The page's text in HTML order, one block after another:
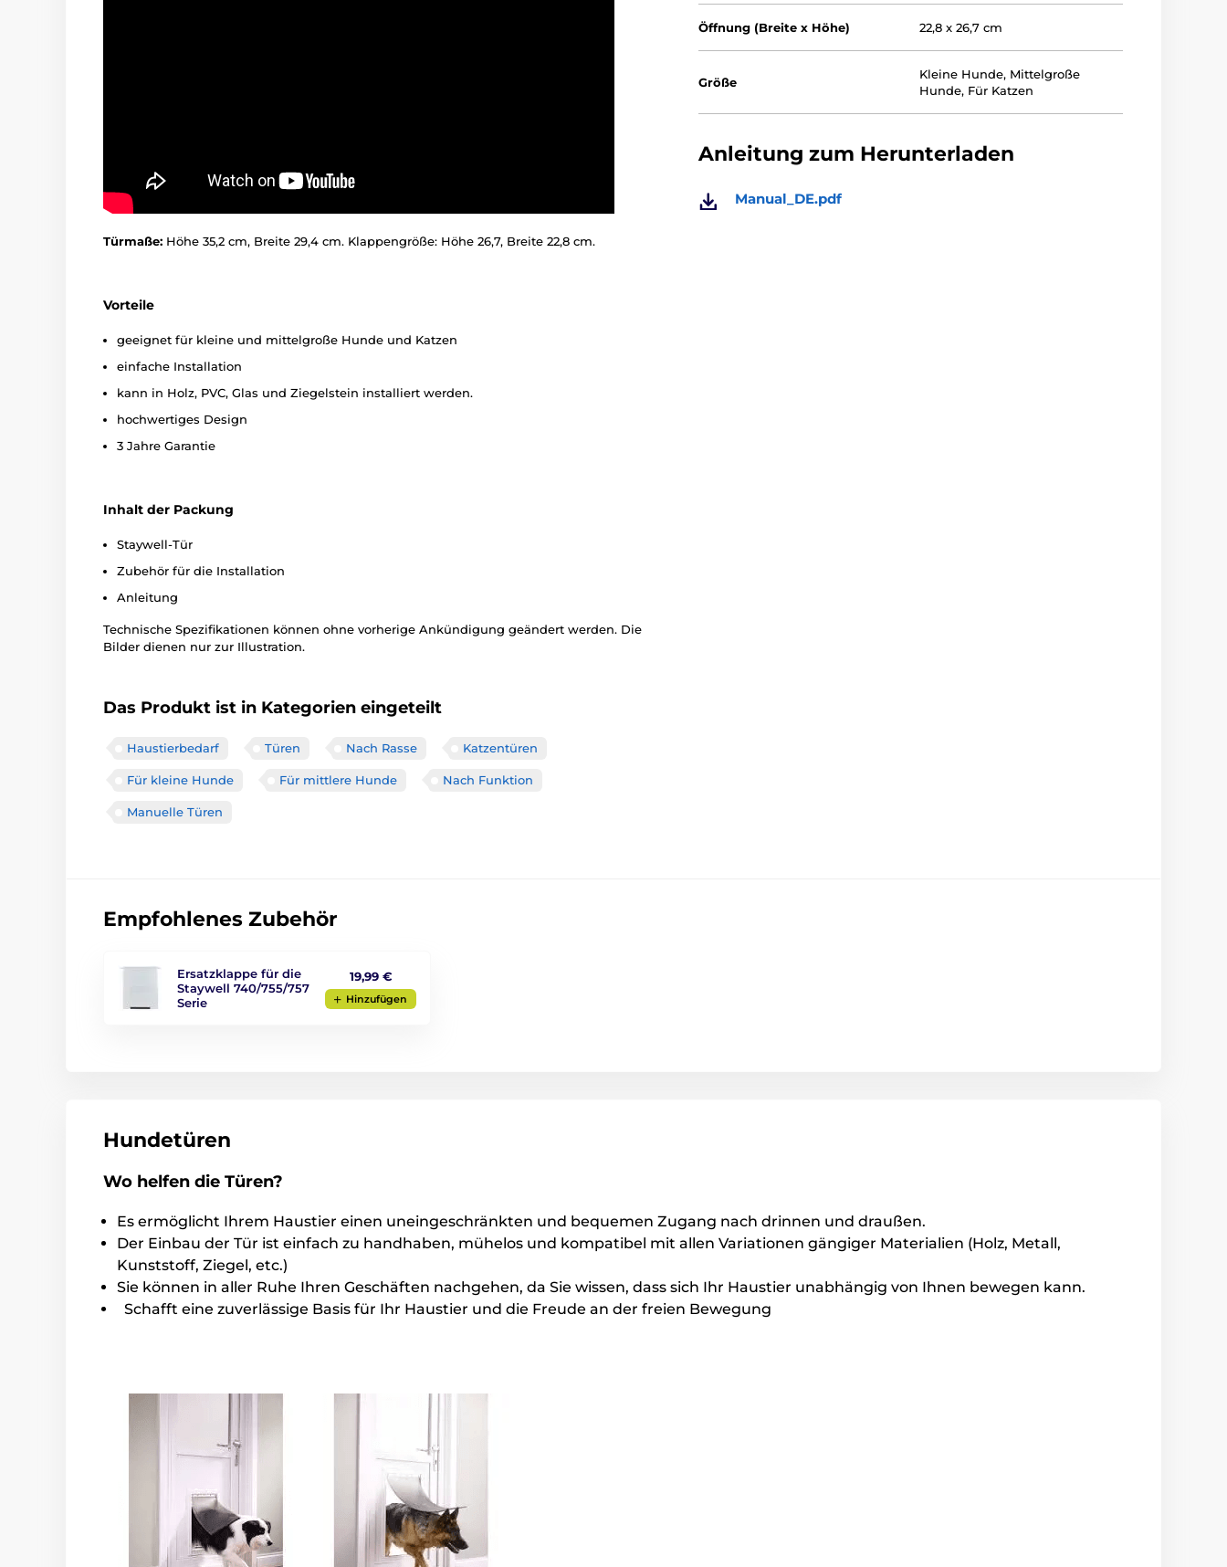
Türmaße: Höhe 35,2 cm, Breite 29,4 cm. Klappengröße: Höhe 26,7, Breite 22,8 cm.
Vorteile
geeignet für kleine und mittelgroße Hunde und Katzen
einfache Installation
kann in Holz, PVC, Glas und Ziegelstein installiert werden.
hochwertiges Design
3 Jahre Garantie
Inhalt der Packung
Staywell-Tür
Zubehör für die Installation
Anleitung
Technische Spezifikationen können ohne vorherige Ankündigung geändert werden. Die
Bilder dienen nur zur Illustration.
Das Produkt ist in Kategorien eingeteilt
Haustierbedarf Türen Nach Rasse Katzentüren
Für kleine Hunde Für mittlere Hunde Nach Funktion
Manuelle Türen
Öffnung (Breite x Höhe) 22,8 x 26,7 cm
Größe
Kleine Hunde, Mittelgroße
Hunde, Für Katzen
Anleitung zum Herunterladen
Manual_DE.pdf
Empfohlenes Zubehör
Ersatzklappe für die
Staywell 740/755/757
Serie
19,99 €
Hinzufügen
Hundetüren
Wo helfen die Türen?
Es ermöglicht Ihrem Haustier einen uneingeschränkten und bequemen Zugang nach drinnen und draußen.
Der Einbau der Tür ist einfach zu handhaben, mühelos und kompatibel mit allen Variationen gängiger Materialien (Holz, Metall,
Kunststoff, Ziegel, etc.)
Sie können in aller Ruhe Ihren Geschäften nachgehen, da Sie wissen, dass sich Ihr Haustier unabhängig von Ihnen bewegen kann.
Schafft eine zuverlässige Basis für Ihr Haustier und die Freude an der freien Bewegung